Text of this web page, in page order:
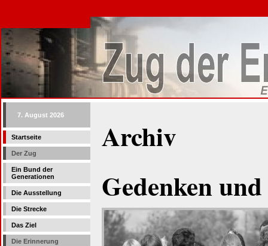
7. August 2026
Startseite
Der Zug
Ein Bund der
Generationen
Die Ausstellung
Die Strecke
Das Ziel
Die Erinnerung
Archiv
Gedenken